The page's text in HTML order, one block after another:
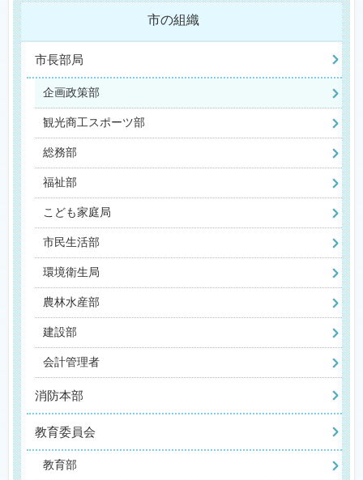
市の組織
市長部局
企画政策部
観光商工スポーツ部
総務部
福祉部
こども家庭局
市民生活部
環境衛生局
農林水産部
建設部
会計管理者
消防本部
教育委員会
教育部